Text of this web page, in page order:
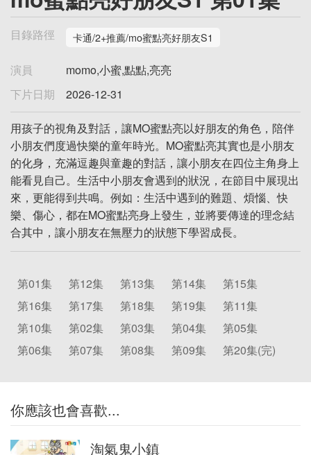
目錄路徑 卡通/2+推薦/mo蜜點亮好朋友S1
演員
momo,小蜜,點點,亮亮
下片日期
2026-12-31
用孩子的視角及對話，讓MO蜜點亮以好朋友的角色，陪伴
小朋友們度過快樂的童年時光。MO蜜點亮其實也是小朋友
的化身，充滿逗趣與童趣的對話，讓小朋友在四位主角身上
能看見自己。生活中小朋友會遇到的狀況，在節目中展現出
來，更能得到共鳴。例如：生活中遇到的難題、煩惱、快
樂、傷心，都在MO蜜點亮身上發生，並將要傳達的理念結
合其中，讓小朋友在無壓力的狀態下學習成長。
第01集 第12集 第13集 第14集
第15集
第16集
第17集 第18集 第19集
第11集
第10集
第02集 第03集 第04集
第05集
第06集
第07集 第08集 第09集 第20集(完)
你應該也會喜歡...
淘氣鬼小鎮